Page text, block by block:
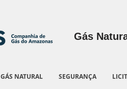
Gás
GÁS NATURAL SEGURANÇA